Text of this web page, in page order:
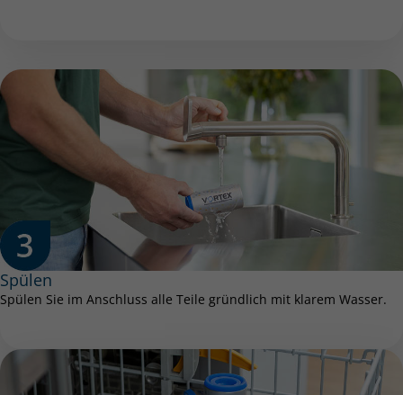
Spülen
Spülen Sie im Anschluss alle Teile gründlich mit klarem Wasser.